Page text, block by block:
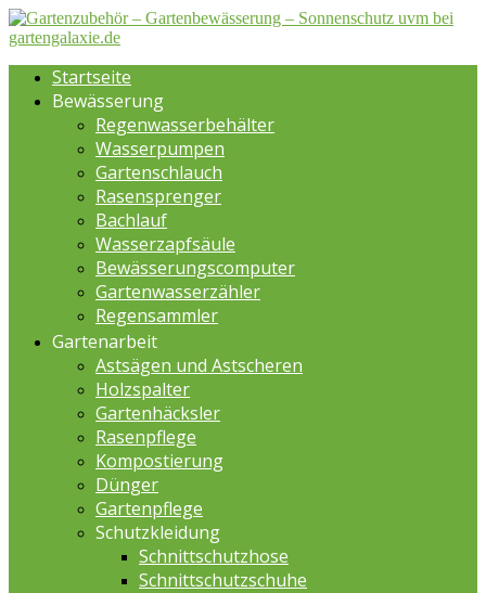
Startseite
Bewässerung
Regenwasserbehälter
Wasserpumpen
Gartenschlauch
Rasensprenger
Bachlauf
Wasserzapfsäule
Bewässerungscomputer
Gartenwasserzähler
Regensammler
Gartenarbeit
Astsägen und Astscheren
Holzspalter
Gartenhäcksler
Rasenpflege
Kompostierung
Dünger
Gartenpflege
Schutzkleidung
Schnittschutzhose
Schnittschutzschuhe